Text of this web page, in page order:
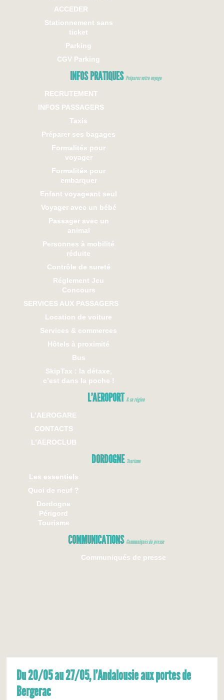
ACCEDER
Stationnement sans
ticket
Parking
CGV Parking
INFOS PRATIQUES Préparez votre voyage
RECRUTEMENT
INFOS PASSAGERS
Taxis
Préparer ses bagages
Formalités pour
voyager
Formalités pour
embarquer
Enfant voyageant seul
Voyager avec un bébé
Passager avec un
animal
Personnes à mobilité
réduite
Contrôle de sureté
Réglement Jeu
Concours
SERVICES AUX PASSAGERS
Location de voiture
Services & commerces
Hôtels à proximité
Bus
SkipTax : la détaxe,
c’est dans la poche !
L’AEROPORT& sa région
L’AEROGARE
CONTACTS
L’AEROCLUB
DORDOGNE Tourisme
Les essentiels
Quoi de neuf ?
Dordogne
Périgord
Tourisme
COMMUNICATIONS Communiqués de presse
Communiqués de presse
Du 20/05 au 27/05, l’Andalousie aux portes de
Bergerac